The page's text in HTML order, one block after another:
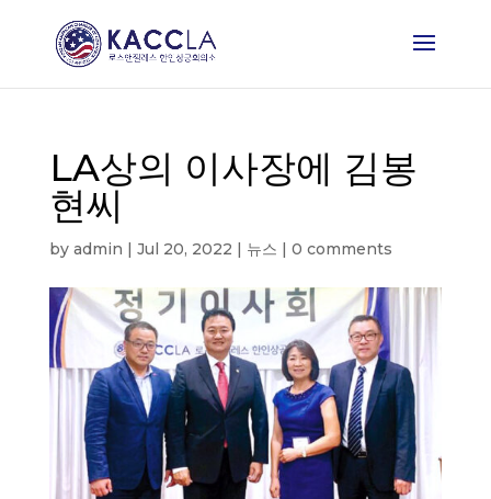
LA상의 이사장에 김봉
현씨
by admin | Jul 20, 2022 | 뉴스 | 0 comments